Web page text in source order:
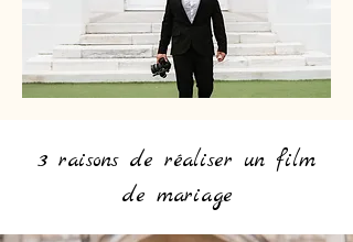
3 raisons de réaliser un film
de mariage